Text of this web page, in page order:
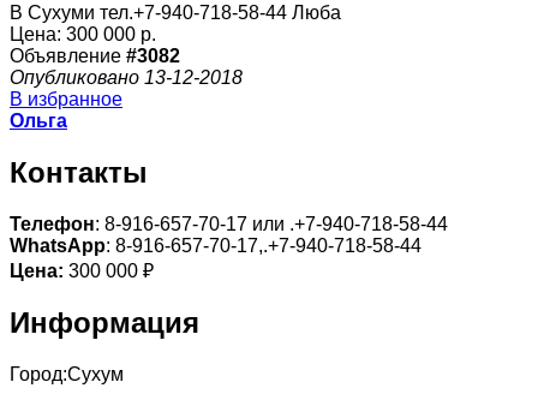
В Сухуми тел.+7-940-718-58-44 Люба
Цена: 300 000 р.
Объявление #3082
Опубликовано 13-12-2018
В избранное
Ольга
Контакты
Телефон: 8-916-657-70-17 или .+7-940-718-58-44
WhatsApp: 8-916-657-70-17,.+7-940-718-58-44
Цена: 300 000 ₽
Информация
Город:Сухум